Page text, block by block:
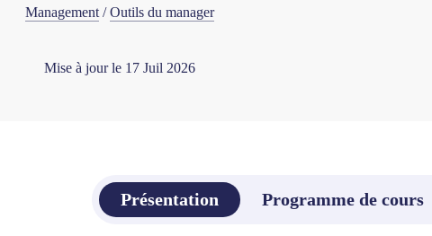
Management /Outils du manager
Mise à jour le 17 Juil 2026
Présentation Programme de cours